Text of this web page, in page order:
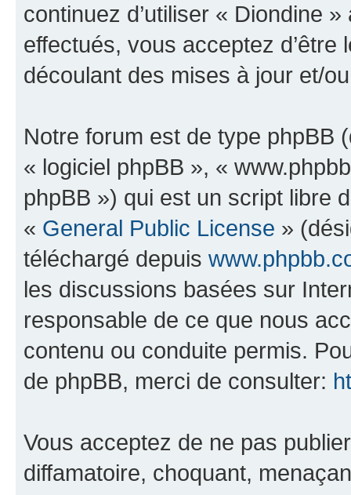
continuez d’utiliser « Diondine
effectués, vous acceptez
découlant des mises à jour et/
Notre forum est de type phpBB
« logiciel phpBB », «
phpBB ») qui est un script libre
« General Public License »
téléchargé depuis
les discussions basées sur
responsable de ce que nous
contenu ou conduite permis.
de phpBB, merci de consulter:
Vous acceptez de ne pas
diffamatoire, choquant,